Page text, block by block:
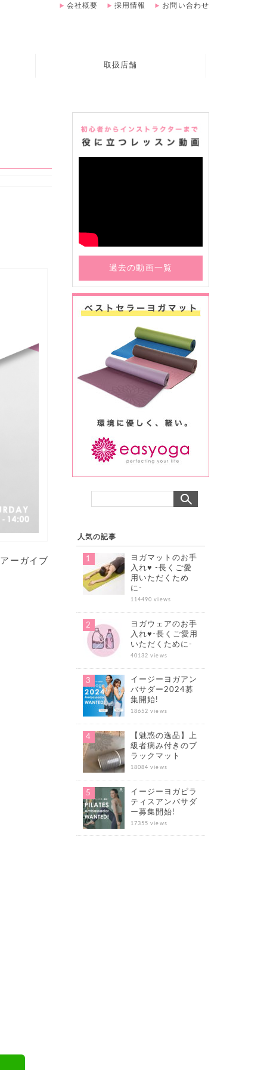
会社概要 採用情報 お問い合わせ
取扱店舗
ーガイブ
過去の動画一覧
人気の記事
ヨガマットのお手
入れ♥ -長くご愛
用いただくため
に-
114490 views
ヨガウェアのお手
入れ♥-長くご愛用
いただくために-
40132 views
イージーヨガアン
バサダー2024募
集開始!
18652 views
【魅惑の逸品】上
級者病み付きのブ
ラックマット
18084 views
イージーヨガピラ
ティスアンバサダ
ー募集開始!
17355 views